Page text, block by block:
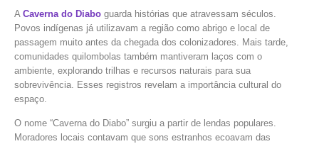
A Caverna do Diabo guarda histórias que atravessam séculos.
Povos indígenas já utilizavam a região como abrigo e local de
passagem muito antes da chegada dos colonizadores. Mais tarde,
comunidades quilombolas também mantiveram laços com o
ambiente, explorando trilhas e recursos naturais para sua
sobrevivência. Esses registros revelam a importância cultural do
espaço.
O nome “Caverna do Diabo” surgiu a partir de lendas populares.
Moradores locais contavam que sons estranhos ecoavam das